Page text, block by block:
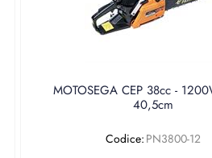
MOTOSEGA CEP 38cc -
40,5cm
Codice: PN3800-12